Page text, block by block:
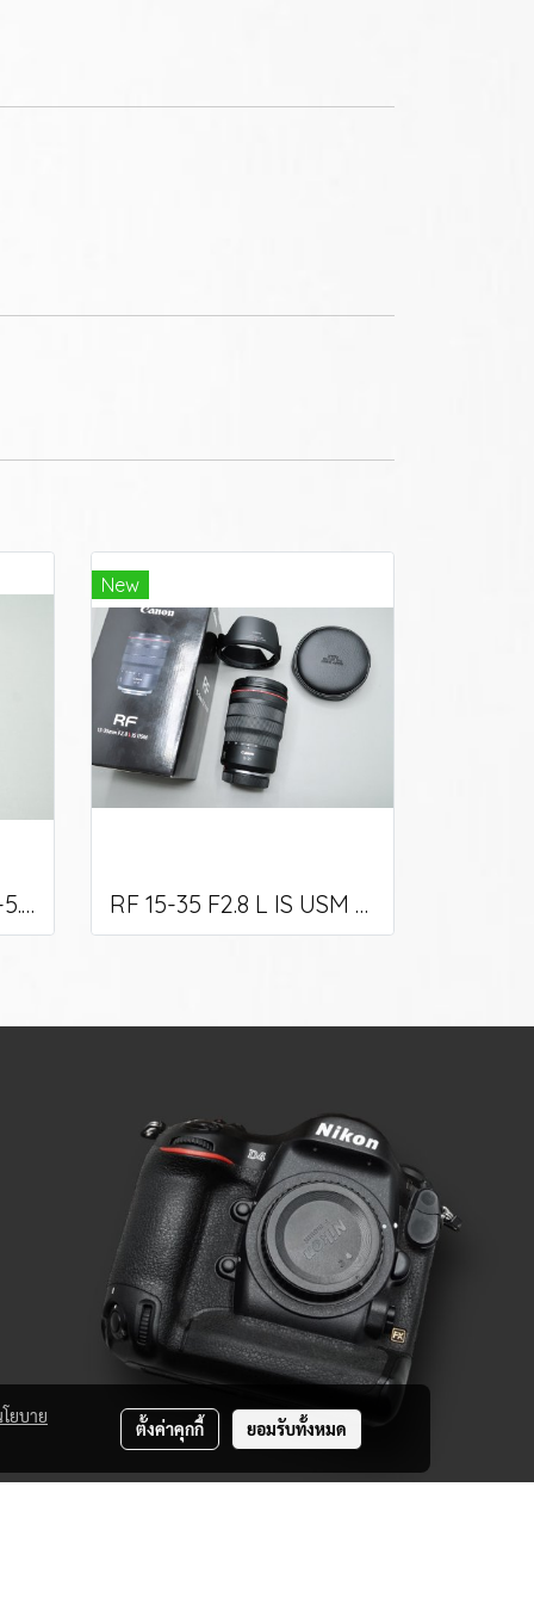
Canon EF 28-135 F3.5-5.6 IS (used)
New
RF 15-35 F2.8 L IS USM (used)
ยบาย
ตั้งค่าคุกกี้ ยอมรับทั้งหมด